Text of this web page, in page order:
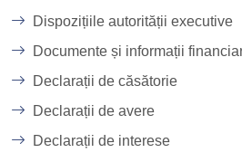
Dispozițiile autorității executive
Documente și informații
Declarații de căsătorie
Declarații de avere
Declarații de interese